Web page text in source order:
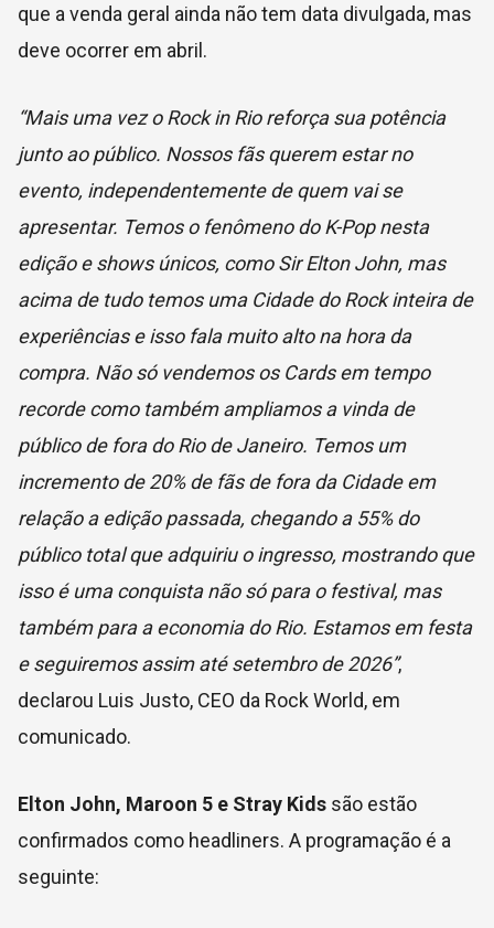
que a venda geral ainda não tem data divulgada, mas
deve ocorrer em abril.
“Mais uma vez o Rock in Rio reforça sua potência
junto ao público. Nossos fãs querem estar no
evento, independentemente de quem vai se
apresentar. Temos o fenômeno do K-Pop nesta
edição e shows únicos, como Sir Elton John, mas
acima de tudo temos uma Cidade do Rock inteira de
experiências e isso fala muito alto na hora da
compra. Não só vendemos os Cards em tempo
recorde como também ampliamos a vinda de
público de fora do Rio de Janeiro. Temos um
incremento de 20% de fãs de fora da Cidade em
relação a edição passada, chegando a 55% do
público total que adquiriu o ingresso, mostrando que
isso é uma conquista não só para o festival, mas
também para a economia do Rio. Estamos em festa
e seguiremos assim até setembro de 2026”,
declarou Luis Justo, CEO da Rock World, em
comunicado.
Elton John, Maroon 5 e Stray Kids são estão
confirmados como headliners. A programação é a
seguinte: